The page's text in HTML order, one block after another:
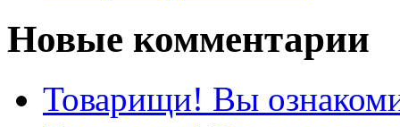
Новые комментарии
Товарищи! Вы